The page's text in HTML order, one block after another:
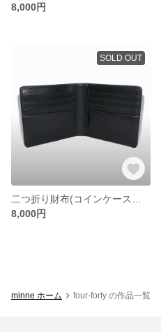
8,000円
SOLD OUT
8,000円
minne ホーム four-forty の作品一覧